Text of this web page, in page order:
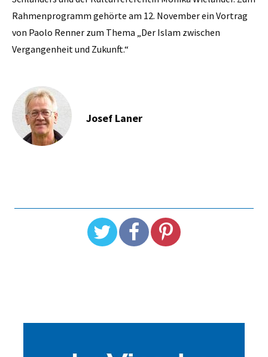
Rahmenprogramm gehörte am 12. November ein Vortrag
von Paolo Renner zum Thema „Der Islam zwischen
Vergangenheit und Zukunft.“
Josef Laner